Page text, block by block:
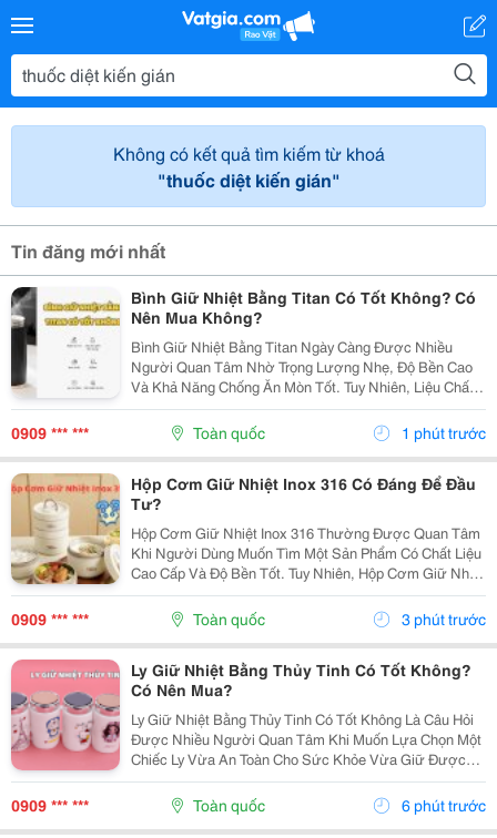
Không có kết quả tìm kiếm từ khoá
"thuốc diệt kiến gián"
Tin đăng mới nhất
Bình Giữ Nhiệt Bằng Titan Có Tốt Không? Có
Nên Mua Không?
Bình Giữ Nhiệt Bằng Titan Ngày Càng Được Nhiều
Người Quan Tâm Nhờ Trọng Lượng Nhẹ, Độ Bền Cao
Và Khả Năng Chống Ăn Mòn Tốt. Tuy Nhiên, Liệu Chất
Liệu Titan Có Thực Sự Vượt Trội So Với Inox 304 Hoặc
Inox 316? Bài Viết Dưới Đây Sẽ Giúp Bạn Hiểu Rõ
0909 *** *** Toàn quốc 1 phút trước
Hộp Cơm Giữ Nhiệt Inox 316 Có Đáng Để Đầu
Tư?
Hộp Cơm Giữ Nhiệt Inox 316 Thường Được Quan Tâm
Khi Người Dùng Muốn Tìm Một Sản Phẩm Có Chất Liệu
Cao Cấp Và Độ Bền Tốt. Tuy Nhiên, Hộp Cơm Giữ Nhiệt
Inox 316 Có Thực Sự Cần Thiết Hay Không Còn Phụ
Thuộc Vào Nhu Cầu Sử Dụng Của Mỗi Người. Cùng
0909 *** *** Toàn quốc 3 phút trước
Ly Giữ Nhiệt Bằng Thủy Tinh Có Tốt Không?
Có Nên Mua?
Ly Giữ Nhiệt Bằng Thủy Tinh Có Tốt Không Là Câu Hỏi
Được Nhiều Người Quan Tâm Khi Muốn Lựa Chọn Một
Chiếc Ly Vừa An Toàn Cho Sức Khỏe Vừa Giữ Được
Hương Vị Nguyên Bản Của Đồ Uống. Tuy Nhiên, Liệu
Đây Có Phải Là Lựa Chọn Phù Hợp Với Mọi Nhu Cầu
0909 *** *** Toàn quốc 6 phút trước